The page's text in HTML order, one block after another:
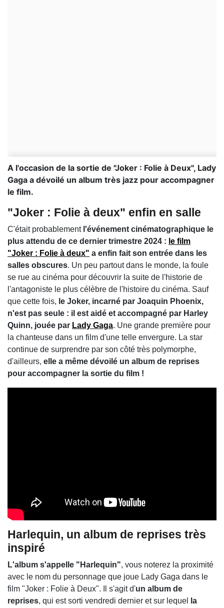
A l'occasion de la sortie de "Joker : Folie à Deux", Lady
Gaga a dévoilé un album très jazz pour accompagner
le film.
"Joker : Folie à deux" enfin en salle
C'était probablement l'événement cinématographique le
plus attendu de ce dernier trimestre 2024 : le film
"Joker : Folie à deux" a enfin fait son entrée dans les
salles obscures. Un peu partout dans le monde, la foule
se rue au cinéma pour découvrir la suite de l'historie de
l'antagoniste le plus célèbre de l'histoire du cinéma. Sauf
que cette fois, le Joker, incarné par Joaquin Phoenix,
n'est pas seule : il est aidé et accompagné par Harley
Quinn, jouée par Lady Gaga. Une grande première pour
la chanteuse dans un film d'une telle envergure. La star
continue de surprendre par son côté très polymorphe,
d'ailleurs, elle a même dévoilé un album de reprises
pour accompagner la sortie du film !
Harlequin, un album de reprises très
inspiré
L'album s'appelle "Harlequin", vous noterez la proximité
avec le nom du personnage que joue Lady Gaga dans le
film "Joker : Folie à Deux". Il s'agit d'un album de
reprises, qui est sorti vendredi dernier et sur lequel
la